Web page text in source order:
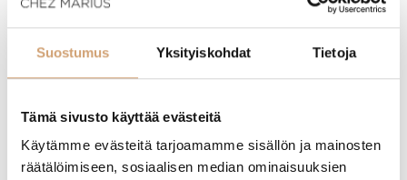
Suostumus Yksityiskohdat Tietoja
Tämä sivusto käyttää evästeitä
Käytämme evästeitä tarjoamamme sisällön ja mainosten
räätälöimiseen, sosiaalisen median ominaisuuksien
HORL 3 veitsenteroitin pähkinäpuu
169,00€
Lue lisää
HORL 3 veitsenteroitin tammi
169,00
Lue lisää